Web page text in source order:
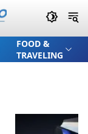
FOOD &
TRAVELING